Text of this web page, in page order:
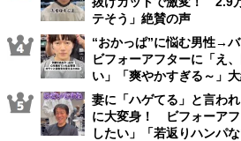
テそう」絶賛の声
“おかっぱ”に悩む男性→
ビフォーアフターに「え
い」「爽やかすぎる～」
妻に「ハゲてる」と言わ
に大変身！ ビフォーア
したい」「若返りハンパな